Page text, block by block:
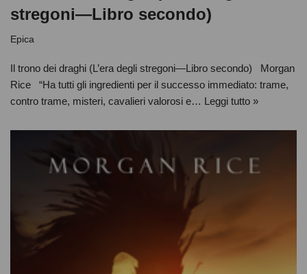
stregoni—Libro secondo)
Epica
Il trono dei draghi (L’era degli stregoni—Libro secondo) Morgan
Rice “Ha tutti gli ingredienti per il successo immediato: trame,
contro trame, misteri, cavalieri valorosi e… Leggi tutto »